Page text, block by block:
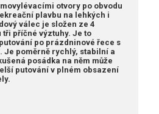
otvory po obvodu
plavbu na lehkých i
válec je složen ze 4
tři příčné výztuhy. Je to
po prázdninové řece s
Je poměrně rychlý, stabilní a
posádka na něm může
putování v plném obsazení